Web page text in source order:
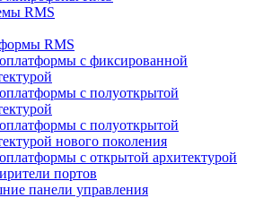
RMS
RMS
с фиксированной
с полуоткрытой
с полуоткрытой
нового поколения
с открытой архитектурой
портов
панели управления